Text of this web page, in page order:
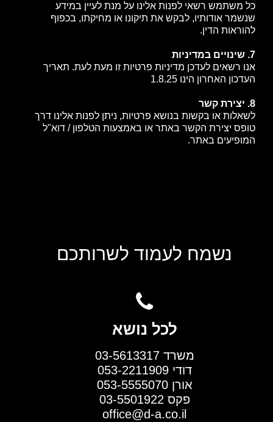
כל משתמש רשאי לפנות אלינו על מנת לעיין במידע
שנשמר אודותיו, לבקש את תיקונו או מחיקתו, בכפוף
להוראות הדין.
7. שינויים במדיניות
אנו רשאים לעדכן מדיניות פרטיות זו מעת לעת. תאריך
העדכון האחרון הינו 1.8.25
8. יצירת קשר
לשאלות או בקשות בנושא פרטיות, ניתן לפנות אלינו דרך
טופס יצירת הקשר באתר או באמצעות הטלפון / דוא"ל
המופיעים באתר.
נשמח לעמוד לשרותכם
לכל נושא
משרד 03-5613317
דודי 053-2211909
אורן 053-5555070
פקס 03-5501922
office@d-a.co.il